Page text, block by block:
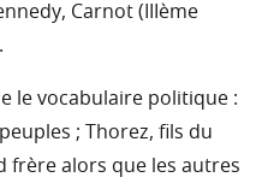
Carnot (IIIème
le vocabulaire politique :
; Thorez, fils du
frère alors que les autres